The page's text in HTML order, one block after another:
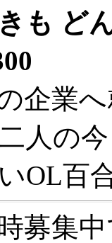
も ど
企業
人の
OL百
募集